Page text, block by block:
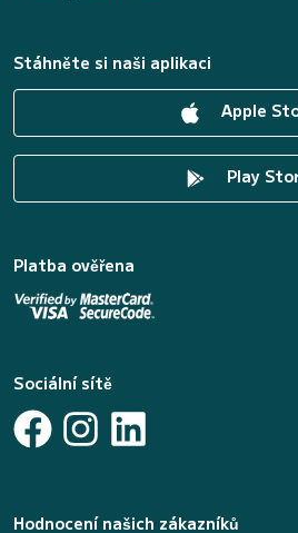
Stáhněte si naši aplikaci
Apple
Play
Platba ověřena
Sociální sítě
Hodnocení našich zákazníků